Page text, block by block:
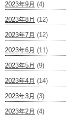
2023年9月 (4)
2023年8月 (12)
2023年7月 (12)
2023年6月 (11)
2023年5月 (9)
2023年4月 (14)
2023年3月 (3)
2023年2月 (4)